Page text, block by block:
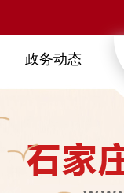
政务动态